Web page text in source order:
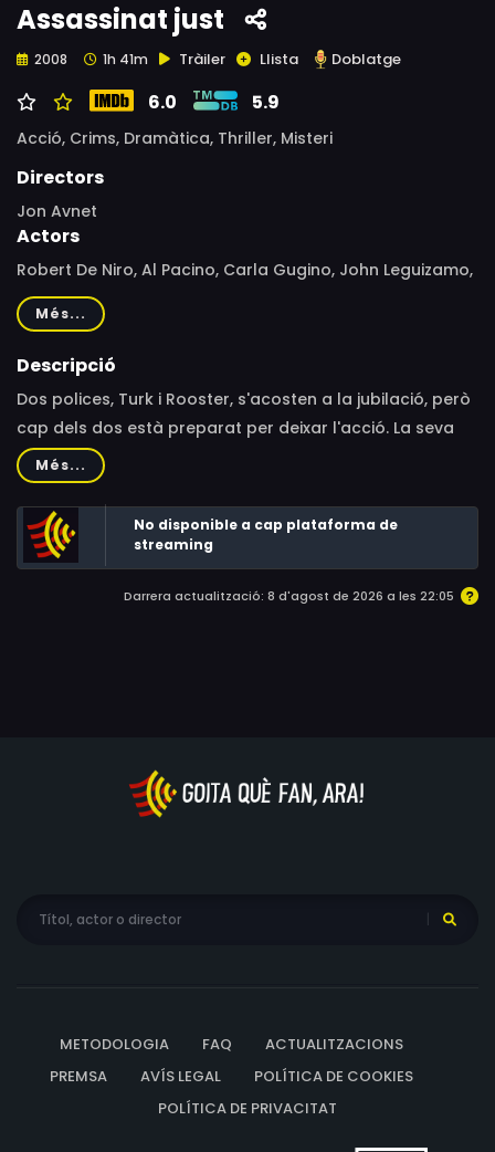
Assassinat just
2008 1h 41m Tràiler Llista Doblatge
6.0 5.9
Acció, Crims, Dramàtica, Thriller, Misteri
Directors
Jon Avnet
Actors
Robert De Niro, Al Pacino, Carla Gugino, John Leguizamo,
50 Cent, Donnie Wahlberg, Brian Dennehy, Trilby Glover,
Melissa Leo, Sterling K. Brown, Shirly Brener, Rob Dyrdek,
Liza Colón-Zayas, Oleg Taktarov, Saidah Arrika Ekulona,
Naidu, Terry Serpico, Frank John Hughes, Alan
Blumenfeld, Barry Primus, Andre B. Blake, John
Cenatiempo, Judy Del Giudice, Bryan Chatlien, Merritt
Wever, Tyrone Smith, Katarzyna Wolejnio, Kimberly
Dorsey, Kimberly Magness, Alan Rosenberg, Jim Jones,
Jeffrey Mowery
Més...
Descripció
Dos polices, Turk i Rooster, s'acosten a la jubilació, però
cap dels dos està preparat per deixar l'acció. La seva
darrera feina serà investigar l'assassinat d'un conegut
proxeneta, que sembla que té relació amb un antic cas
que tots dos havien resolt en el passat.
Més...
No disponible a cap plataforma de
streaming
Darrera actualització: 8 d'agost de 2026 a les 22:05
METODOLOGIA FAQ
ACTUALITZACIONS
PREMSA
AVÍS LEGAL
POLÍTICA DE COOKIES
POLÍTICA DE PRIVACITAT